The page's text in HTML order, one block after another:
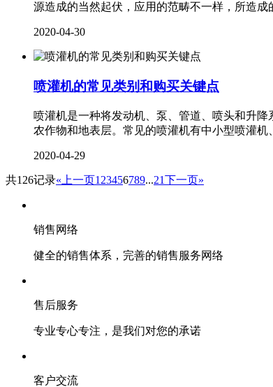
源造成的当然起伏，应用的范畴不一样，所造
2020-04-30
喷灌机的常见类别和购买关键点
喷灌机是一种将发动机、泵、管道、喷头和升
农作物和地表层。常见的喷灌机有中小型喷灌
2020-04-29
共126记录«上一页1 23456789...21下一页»
销售网络
健全的销售体系，完善的销售服务网络
售后服务
专业专心专注，是我们对您的承诺
客户交流